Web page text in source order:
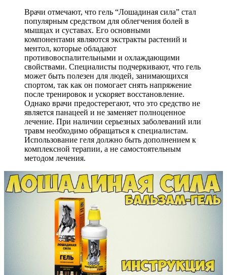
Врачи отмечают, что гель “Лошадиная сила” стал
популярным средством для облегчения болей в
мышцах и суставах. Его основными
компонентами являются экстракты растений и
ментол, которые обладают
противовоспалительными и охлаждающими
свойствами. Специалисты подчеркивают, что гель
может быть полезен для людей, занимающихся
спортом, так как он помогает снять напряжение
после тренировок и ускоряет восстановление.
Однако врачи предостерегают, что это средство не
является панацеей и не заменяет полноценное
лечение. При наличии серьезных заболеваний или
травм необходимо обращаться к специалистам.
Использование геля должно быть дополнением к
комплексной терапии, а не самостоятельным
методом лечения.